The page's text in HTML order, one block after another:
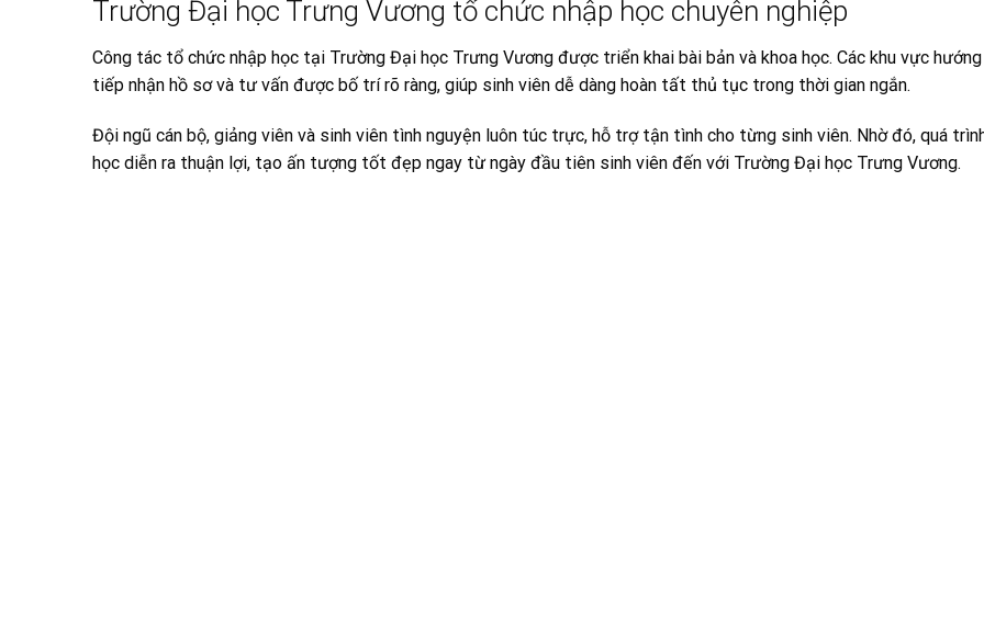
Trường Đại học Trưng Vương tổ chức nhập học chuyên nghiệp
Công tác tổ chức nhập học tại Trường Đại học Trưng Vương được triển khai bài bản và khoa học. Các khu vực hướng
tiếp nhận hồ sơ và tư vấn được bố trí rõ ràng, giúp sinh viên dễ dàng hoàn tất thủ tục trong thời gian ngắn.
Đội ngũ cán bộ, giảng viên và sinh viên tình nguyện luôn túc trực, hỗ trợ tận tình cho từng sinh viên. Nhờ đó, quá
học diễn ra thuận lợi, tạo ấn tượng tốt đẹp ngay từ ngày đầu tiên sinh viên đến với Trường Đại học Trưng Vương.